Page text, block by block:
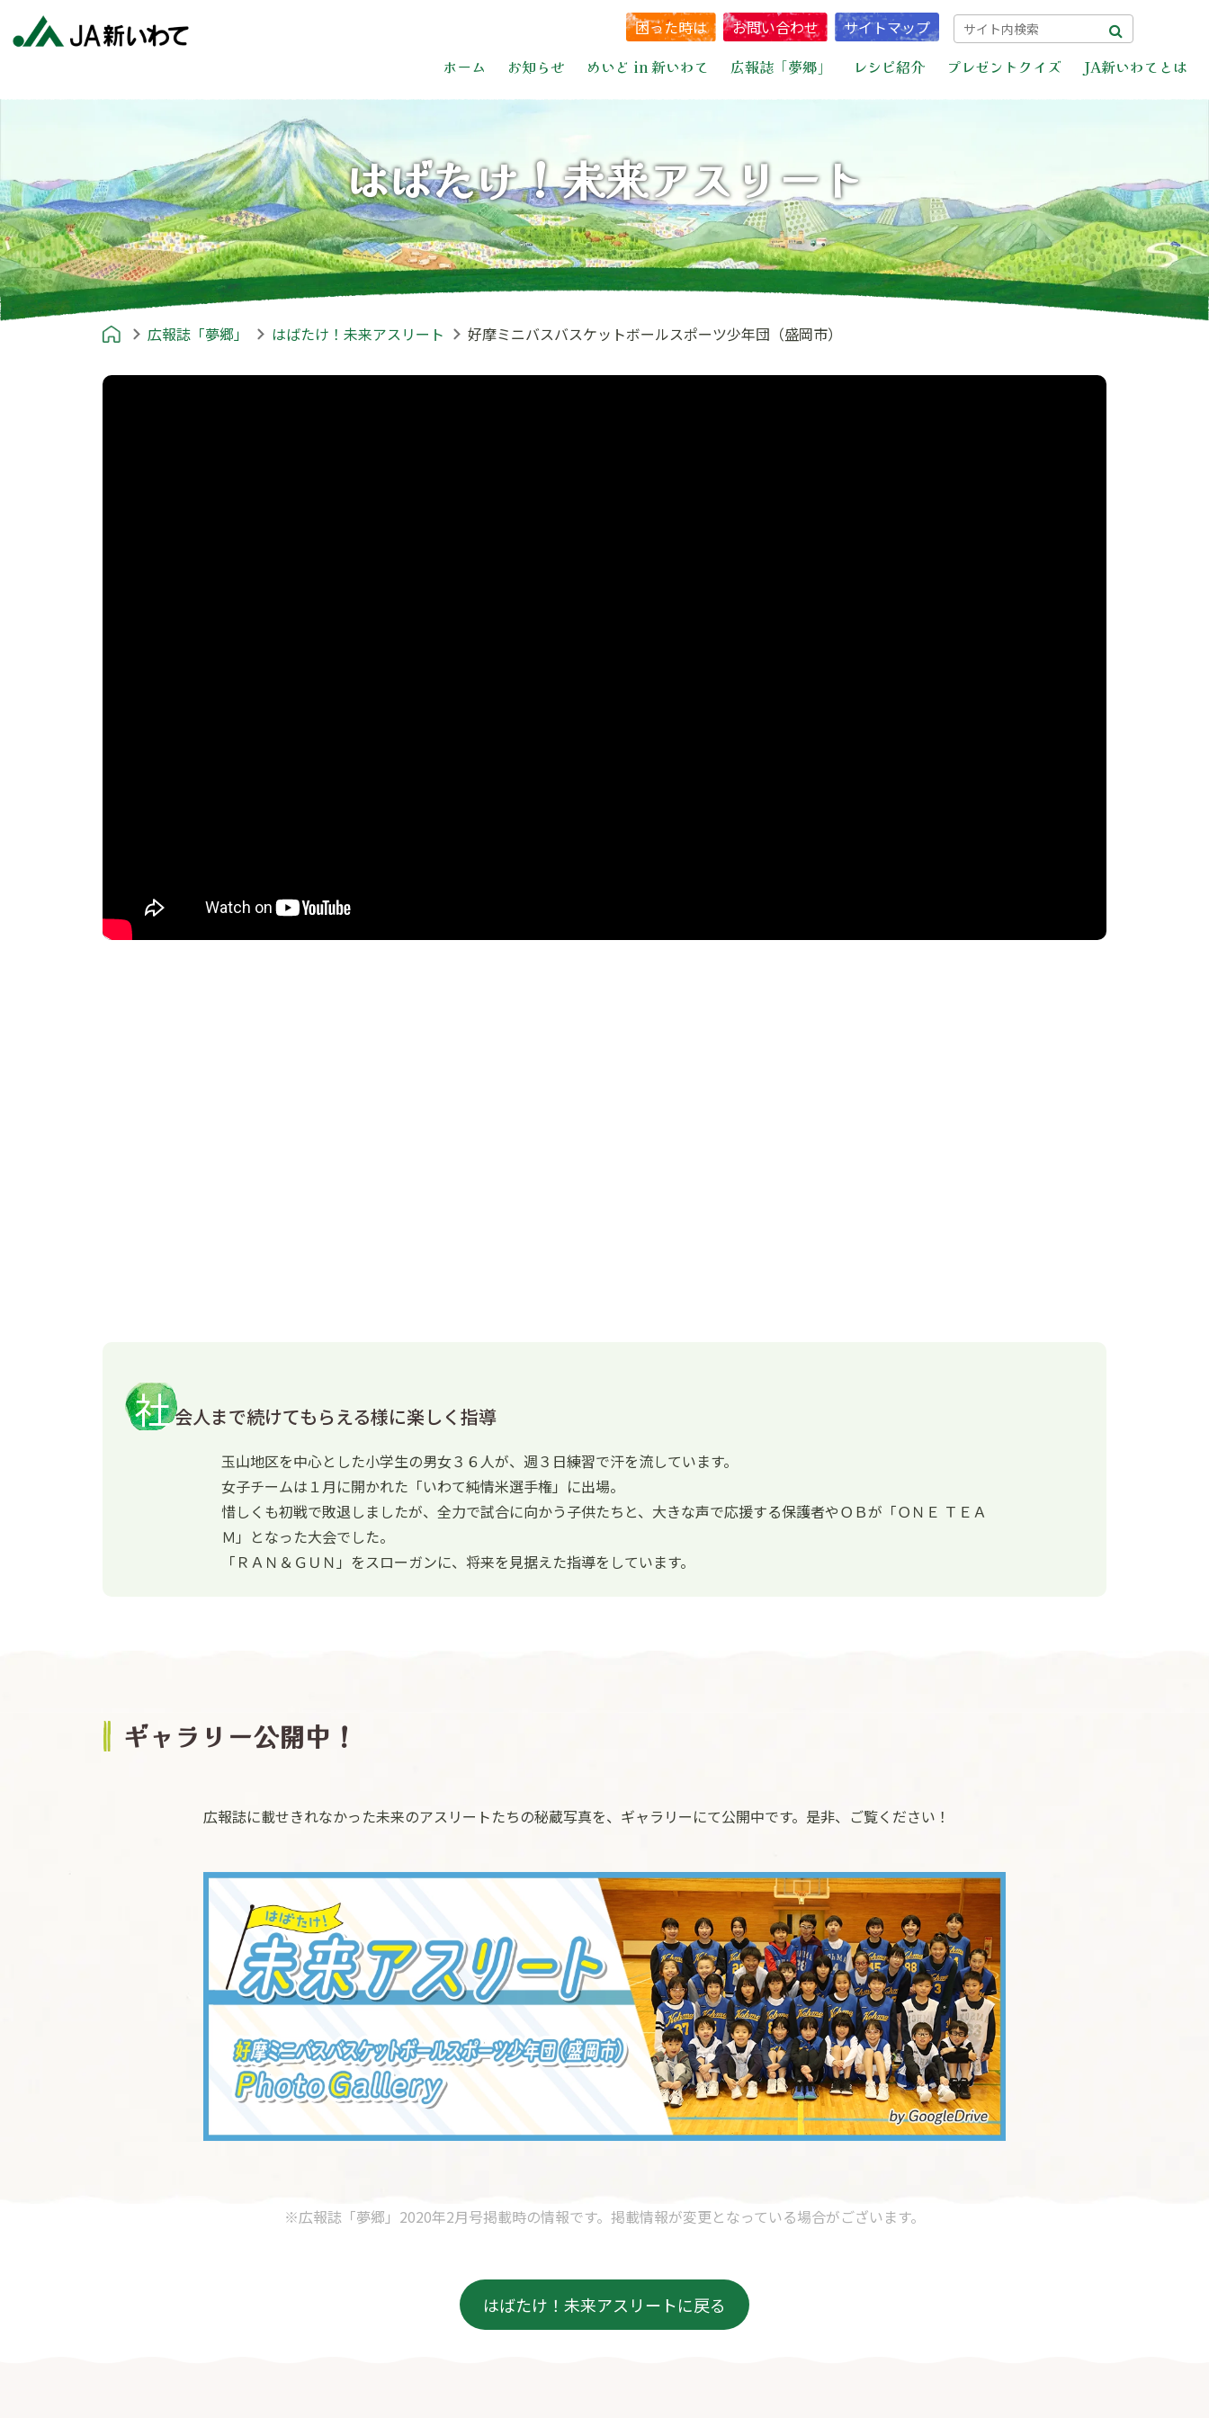
困った時は お問い合わせ
サイトマップ
ホーム
お知らせ めいど in 新いわて 広報誌「夢郷」 レシピ紹介 プレゼントクイズ JA新いわてとは
はばたけ！未来アスリート
広報誌「夢郷」 はばたけ！未来アスリート 好摩ミニバスバスケットボールスポーツ少年団（盛岡市）
社会人まで続けてもらえる様に楽しく指導
玉山地区を中心とした小学生の男女３６人が、週３日練習で汗を流しています。
女子チームは１月に開かれた「いわて純情米選手権」に出場。
惜しくも初戦で敗退しましたが、全力で試合に向かう子供たちと、大きな声で応援する保護者やＯＢが「ＯＮＥ ＴＥＡ
Ｍ」となった大会でした。
「ＲＡＮ＆ＧＵＮ」をスローガンに、将来を見据えた指導をしています。
ギャラリー公開中！
広報誌に載せきれなかった未来のアスリートたちの秘蔵写真を、ギャラリーにて公開中です。是非、ご覧ください！
※広報誌「夢郷」2020年2月号掲載時の情報です。掲載情報が変更となっている場合がございます。
はばたけ！未来アスリートに戻る